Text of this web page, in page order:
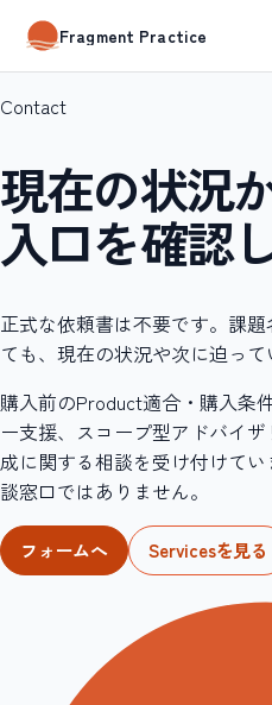
Fragment Practice
Contact
現在の状況
入口を確認
正式な依頼書は不要です。課
ても、現在の状況や次に迫って
購入前のProduct適合・購入条
ー支援、スコープ型アドバイ
成に関する相談を受け付けて
談窓口ではありません。
フォームへ Servicesを見る